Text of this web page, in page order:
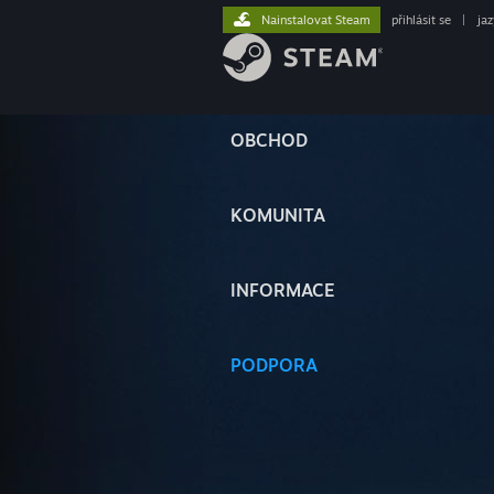
OBCHOD
KOMUNITA
INFORMACE
PODPORA
Nainstalovat Steam přihlásit se